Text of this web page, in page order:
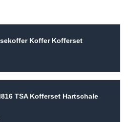
Koffer Kofferset
TSA Kofferset Hartschale